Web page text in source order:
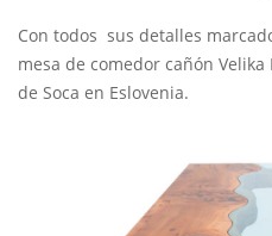
Con todos sus detalles
mesa de comedor cañón
de Soca en Eslovenia.